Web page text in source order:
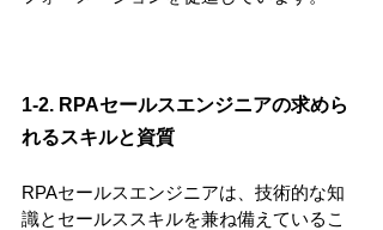
1-2. RPAセールスエンジニアの求めら
れるスキルと資質
RPAセールスエンジニアは、技術的な知
識とセールススキルを兼ね備えているこ